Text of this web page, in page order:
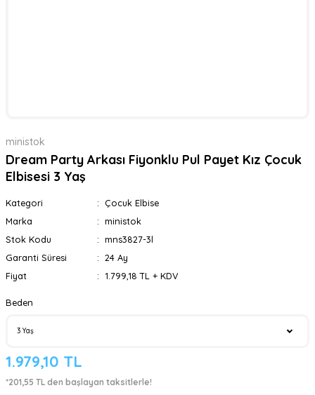
ministok
Dream Party Arkası Fiyonklu Pul Payet Kız Çocuk
Elbisesi 3 Yaş
Kategori
Çocuk Elbise
Marka
ministok
Stok Kodu
mns3827-3l
Garanti Süresi
24 Ay
Fiyat
1.799,18 TL + KDV
Beden
1.979,10 TL
*201,55 TL den başlayan taksitlerle!